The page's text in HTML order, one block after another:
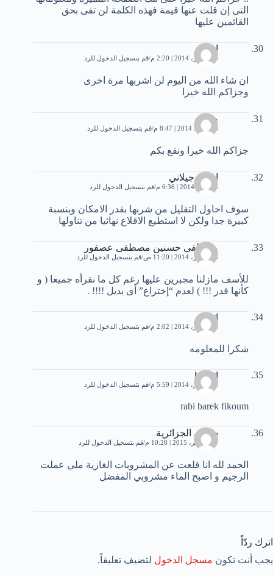
التى إن قلت عنها قيمة فهذه الكلمة لن تفى بحق
القائمين عليها
احمد
14 فبراير، 2014 | 2:20 م قم بتسجيل الدخول للرد
ان شاء الله من اليوم لن اشربها مرة اخرى
وجزاكم الله خيرا
صلاح
6 مارس، 2014 | 8:47 م قم بتسجيل الدخول للرد
جزاكم الله خيرا ونفع بكم
ايهاب جيلاني
9 أبريل، 2014 | 6:36 م قم بتسجيل الدخول للرد
سوف احاول التقليل من شربها بقدر الامكان وبنسبة
كبيرة جدا ولكن لا استطيع الاقلاع نهائيا من تناولها
مصطفى حسنين مصطفى عصفور
16 أكتوبر، 2014 | 11:20 ص قم بتسجيل الدخول للرد
للأسف مازلنا مجبرين عليها رغم كل ما نقرأه جميعا ( و
كأنها قدر !!! ) لعدم “إختراع” أى بديل !!!! .
waed
16 أكتوبر، 2014 | 2:02 م قم بتسجيل الدخول للرد
شكرا للمعلومه
hamid
16 أكتوبر، 2014 | 5:59 م قم بتسجيل الدخول للرد
rabi barek fikoum
سلمى الجزائرية
19 نوفمبر، 2015 | 10:28 م قم بتسجيل الدخول للرد
الحمد لله انا قلعت عن المشروبات الغازية ملي عملت
الرجيم و اصبح الماء مشروبي المفضل
اترك ردّاً
يجب أنت تكون مسجل الدخول لتضيف تعليقاً.